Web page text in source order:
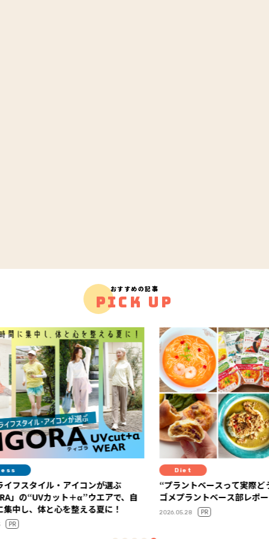
おすすめの記事
PICK UP
、自
“プラントベースって実際どう？”を体験！ カ
ゴメプラントベース部レポート
2026.05.28 PR
血糖値
が教え